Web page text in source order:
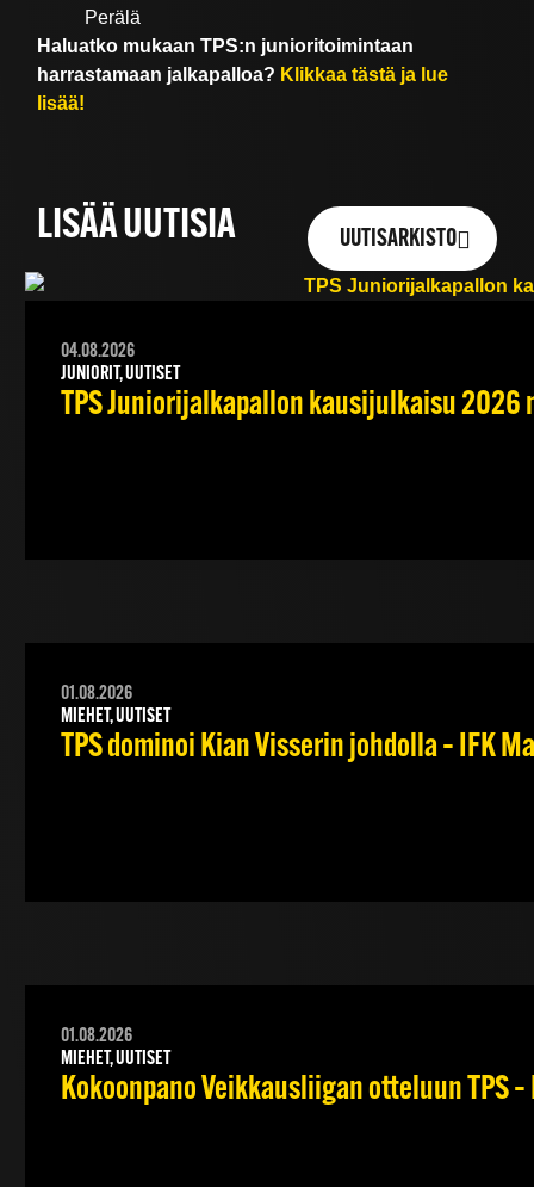
Perälä
Haluatko mukaan TPS:n junioritoimintaan
harrastamaan jalkapalloa? Klikkaa tästä ja lue
lisää!
LISÄÄ UUTISIA UUTISARKISTO
04.08.2026
JUNIORIT, UUTISET
TPS Juniorijalkapallon kausijulkaisu 2026
01.08.2026
MIEHET, UUTISET
TPS dominoi Kian Visserin johdolla – IFK
01.08.2026
MIEHET, UUTISET
Kokoonpano Veikkausliigan otteluun TPS